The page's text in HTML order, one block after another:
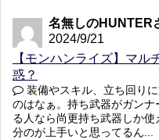
名無しのHUNTER
2024/9/21
【モンハンライズ】マ
惑？
装備やスキル、立ち回り
のはなぁ。持ち武器がガン
る人なら尚更持ち武器しか
分のが上手いと思ってるん...